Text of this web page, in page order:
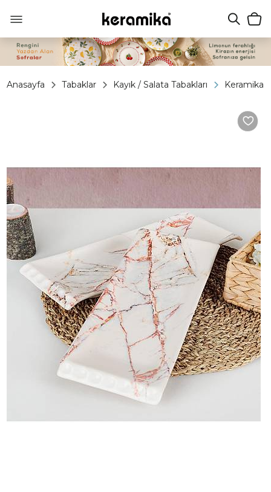
Anasayfa Tabaklar Kayık / Salata Tabakları Keramika